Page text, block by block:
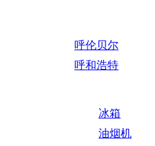
呼伦贝尔
呼和浩特
冰箱
油烟机